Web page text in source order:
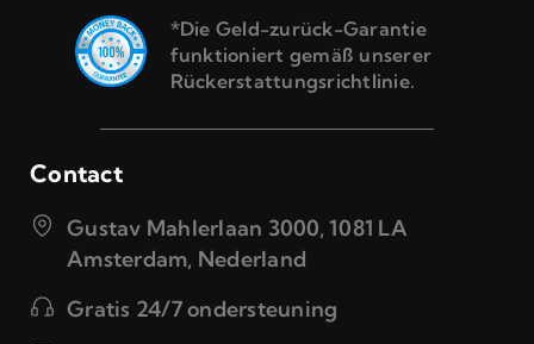
*Die Geld-zurück-Garantie
funktioniert gemäß unserer
Rückerstattungsrichtlinie.
Contact
Gustav Mahlerlaan 3000, 1081 LA
Amsterdam, Nederland
Gratis 24/7 ondersteuning